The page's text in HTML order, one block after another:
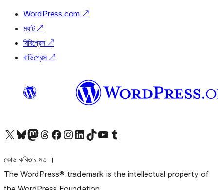
WordPress.com ↗
ম্যাট ↗
বিবিপ্রেস ↗
বাডিপ্রেস ↗
আমাদের X (আগের টুইটার) অ্যাকাউন্টে যানআমাদের Bluesky অ্যাকাউন্টটি দেখুনআমাদের মাস্টোডন অ্যাকাউন্টটি দেখুনআমাদের থ্রেডস অ্যাকাউন্টটি দেখুনআমাদের ফেসবুক পেজ দেখুনআমাদের ইন্সটাগ্রাম অ্যাকাউন্ট দেখুনআমাদের লিঙ্কডইন অ্যাকাউন্টে যানআমাদের TikTok অ্যাকাউন্টটি দেখুনআমাদের ইউটিউব চ্যানেলে যান আমাদের টাম্বলার অ্যাকাউন্ট দেখুন
কোড কবিতার মত ।
The WordPress® trademark is the intellectual property of